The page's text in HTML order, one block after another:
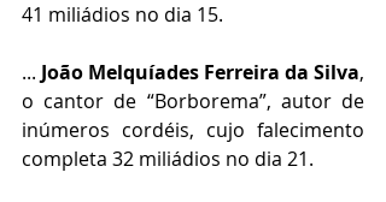
41 miliádios no dia 15.
... João Melquíades Ferreira da Silva,
o cantor de “Borborema”, autor de
inúmeros cordéis, cujo falecimento
completa 32 miliádios no dia 21.